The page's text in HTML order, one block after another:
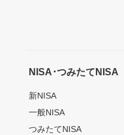
NISA･つみたてNISA
新NISA
一般NISA
つみたてNISA